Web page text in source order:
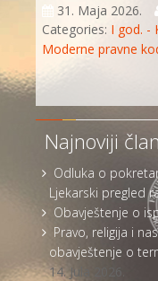
31. Maja 2026.
Categories: I god. -
Moderne pravne
Najnoviji
Odluka o
Ljekarski pregled
Obavještenje o
Pravo, religija i
obavještenje o
14. Jula 2026.